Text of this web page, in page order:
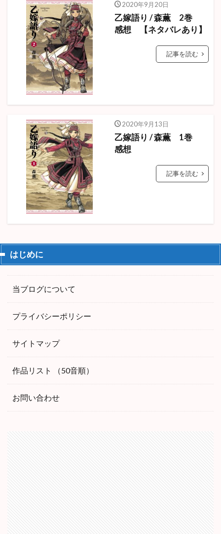
2020年9月20日
乙嫁語り / 森薫 2巻
感想 【ネタバレあり】
記事を読む
2020年9月13日
乙嫁語り / 森薫 1巻
感想
記事を読む
はじめに
当ブログについて
プライバシーポリシー
サイトマップ
作品リスト （50音順）
お問い合わせ